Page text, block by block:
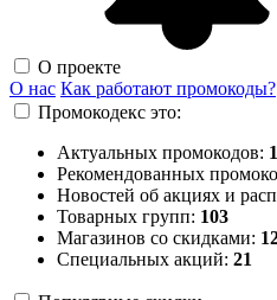
О проекте
О нас Как работают промокоды?
Промокодекс это:
Актуальных промокодов:
Рекомендованных
Новостей об акциях и
Товарных групп: 103
Магазинов со скидками:
Специальных акций: 21